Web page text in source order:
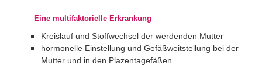
Eine multifaktorielle Erkrankung
Kreislauf und Stoffwechsel der werdenden Mutter
hormonelle Einstellung und Gefäßweitstellung bei der
Mutter und in den Plazentagefäßen